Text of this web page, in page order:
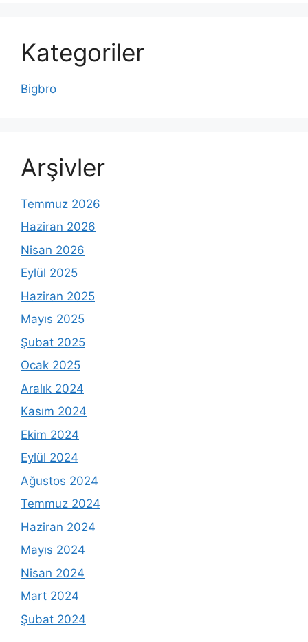
Kategoriler
Bigbro
Arşivler
Temmuz 2026
Haziran 2026
Nisan 2026
Eylül 2025
Haziran 2025
Mayıs 2025
Şubat 2025
Ocak 2025
Aralık 2024
Kasım 2024
Ekim 2024
Eylül 2024
Ağustos 2024
Temmuz 2024
Haziran 2024
Mayıs 2024
Nisan 2024
Mart 2024
Şubat 2024